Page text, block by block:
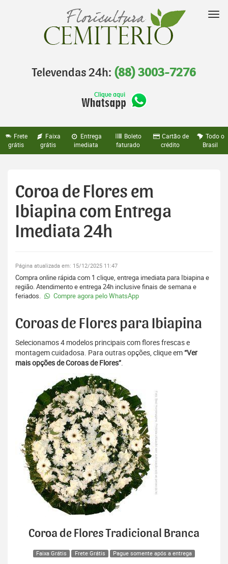
Televendas 24h: (88) 3003-7276
Frete
grátis
Faixa
grátis
Entrega
imediata
Boleto
faturado
Cartão de
crédito
Todo o
Brasil
Coroa de Flores em
Ibiapina com Entrega
Imediata 24h
Página atualizada em: 15/12/2025 11:47
Compra online rápida com 1 clique, entrega imediata para Ibiapina e
região. Atendimento e entrega 24h inclusive finais de semana e
feriados.
Compre agora pelo WhatsApp
Coroas de Flores para Ibiapina
Selecionamos 4 modelos principais com flores frescas e
montagem cuidadosa. Para outras opções, clique em“Ver
mais opções de Coroas de Flores”.
Coroa de Flores Tradicional Branca
Faixa Grátis Frete Grátis Pague somente após a entrega